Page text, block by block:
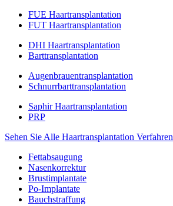
FUE Haartransplantation
FUT Haartransplantation
DHI Haartransplantation
Barttransplantation
Augenbrauentransplantation
Schnurrbarttransplantation
Saphir Haartransplantation
PRP
Sehen Sie Alle Haartransplantation Verfahren
Fettabsaugung
Nasenkorrektur
Brustimplantate
Po-Implantate
Bauchstraffung